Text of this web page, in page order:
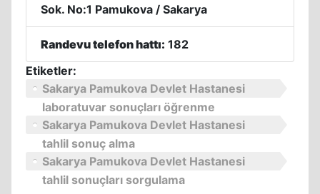
Sok. No:1 Pamukova / Sakarya
Randevu telefon hattı: 182
Etiketler:
Sakarya Pamukova Devlet Hastanesi
laboratuvar sonuçları öğrenme
Sakarya Pamukova Devlet Hastanesi
tahlil sonuç alma
Sakarya Pamukova Devlet Hastanesi
tahlil sonuçları sorgulama